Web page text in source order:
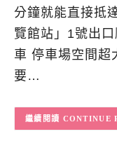
分鐘就能直接抵
覽館站」1號出
車 停車場空間超
要…
CONTINUE